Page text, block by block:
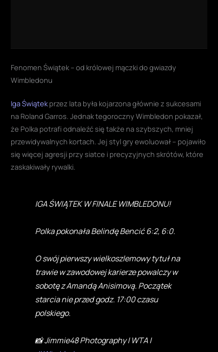
Fenomen Świątek – od królowej mączki do gwiazdy
Wimbledonu
Iga Świątek przez lata była kojarzona głównie z sukcesami
na Roland Garros. Jednak tegoroczny Wimbledon pokazał,
że Polka potrafi odnaleźć się także na szybszych, mniej
przewidywalnych kortach. Jej styl gry ewoluował – pojawiło
się więcej agresji przy siatce i precyzyjnych skrótów, które
zaskakiwały rywalki.
IGA ŚWIĄTEK W FINALE WIMBLEDONU!
Polka pokonała Belindę Bencić 6:2, 6:0.
O swój pierwszy wielkoszlemowy tytuł na
trawie w zawodowej karierze powalczy w
sobotę z Amandą Anisimovą. Początek
starcia nie przed godz. 17:00 czasu
polskiego.
📸 Jimmie48 Photography | WTA |